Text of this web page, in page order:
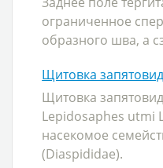
ограниченное
образного шва, а
Щитовка
Щитовка
Lepidosaphes utmi
насекомое
(Diaspididae).